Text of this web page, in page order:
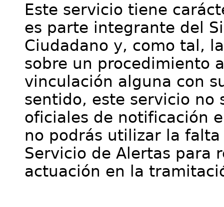
Este servicio tiene
es parte integrante del
Ciudadano y, como tal,
sobre un procedimiento
vinculación alguna con
sentido, este servicio no
oficiales de notificación
no podrás utilizar la
Servicio de Alertas para
actuación en la